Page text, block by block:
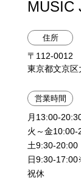
MUSIC
住所
〒112-0012
東京都文京
営業時間
月13:00-
火～金10:00-
土9:30-20:00
日9:30-
祝休